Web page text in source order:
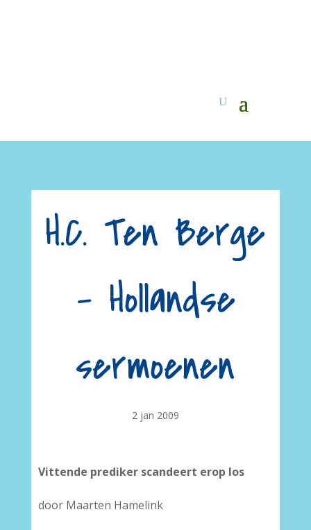
H.C. Ten Berge
– Hollandse
sermoenen
2 jan 2009
Vittende prediker scandeert erop los
door Maarten Hamelink